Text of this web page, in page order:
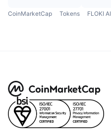
CoinMarketCap Tokens FLOKI AI